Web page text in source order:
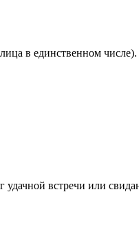
в единственном
встречи или